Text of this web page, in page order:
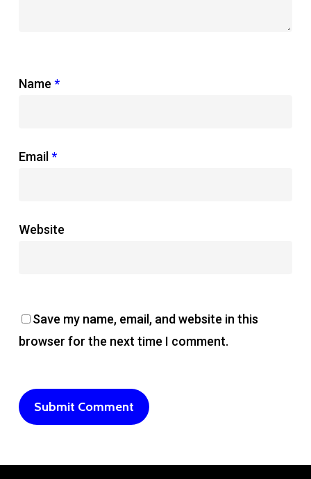
Name *
Email*
Website
Save my name, email, and website in this
browser for the next time I comment.